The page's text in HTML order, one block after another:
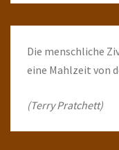
Die menschliche
eine Mahlzeit von
(Terry Pratchett)